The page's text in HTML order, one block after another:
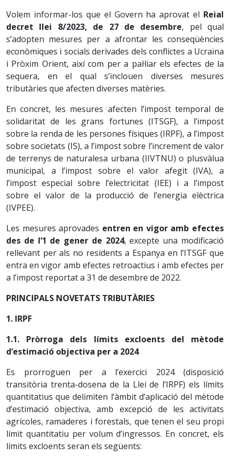
Volem informar-los que el Govern ha aprovat el Reial
decret llei 8/2023, de 27 de desembre, pel qual
s’adopten mesures per a afrontar les conseqüències
econòmiques i socials derivades dels conflictes a Ucraïna
i Pròxim Orient, així com per a pal·liar els efectes de la
sequera, en el qual s’inclouen diverses mesures
tributàries que afecten diverses matèries.
En concret, les mesures afecten l’impost temporal de
solidaritat de les grans fortunes (ITSGF), a l’impost
sobre la renda de les persones físiques (IRPF), a l’impost
sobre societats (IS), a l’impost sobre l’increment de valor
de terrenys de naturalesa urbana (IIVTNU) o plusvàlua
municipal, a l’impost sobre el valor afegit (IVA), a
l’impost especial sobre l’electricitat (IEE) i a l’impost
sobre el valor de la producció de l’energia elèctrica
(IVPEE).
Les mesures aprovades entren en vigor amb efectes
des de l’1 de gener de 2024, excepte una modificació
rellevant per als no residents a Espanya en l’ITSGF que
entra en vigor amb efectes retroactius i amb efectes per
a l’impost reportat a 31 de desembre de 2022.
PRINCIPALS NOVETATS TRIBUTÀRIES
1. IRPF
1.1. Pròrroga dels límits excloents del mètode
d’estimació objectiva per a 2024
Es prorroguen per a l’exercici 2024 (disposició
transitòria trenta-dosena de la Llei de l’IRPF) els límits
quantitatius que delimiten l’àmbit d’aplicació del mètode
d’estimació objectiva, amb excepció de les activitats
agrícoles, ramaderes i forestals, que tenen el seu propi
límit quantitatiu per volum d’ingressos. En concret, els
límits excloents seran els següents: